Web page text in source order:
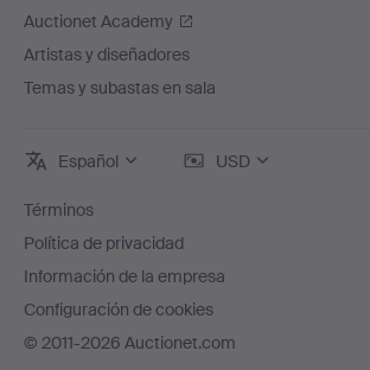
Auctionet Academy
Artistas y diseñadores
Temas y subastas en sala
Español USD
Términos
Política de privacidad
Información de la empresa
Configuración de cookies
© 2011-2026 Auctionet.com